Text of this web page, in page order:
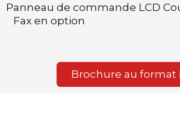
Panneau de commande LCD
Fax en option
Brochure au format